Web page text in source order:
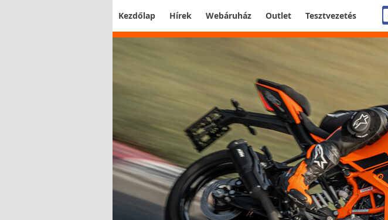
Kezdőlap Hírek Webáruház Outlet Tesztvezetés